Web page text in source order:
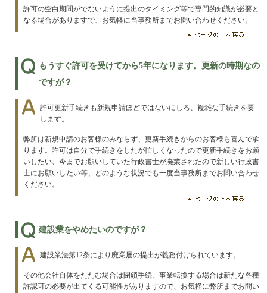
許可の空白期間がでないように提出のタイミング等で専門的知識が必要と
なる場合がありますで、お気軽に当事務所までお問い合わせください。
もうすぐ許可を受けてから5年になります。更新の時期なの
ですが？
許可更新手続きも新規申請ほどではないにしろ、複雑な手続きを要
します。
弊所は新規申請のお客様のみならず、更新手続きからのお客様も喜んで承
ります。許可は自分で手続きをしたが忙しくなったので更新手続きをお願
いしたい、今までお願いしていた行政書士が廃業されたので新しい行政書
士にお願いしたい等、どのような状況でも一度当事務所までお問い合わせ
ください。
建設業をやめたいのですが？
建設業法第12条により廃業届の提出が義務付けられています。
その他会社自体をたたむ場合は閉鎖手続、事業転換する場合は新たな各種
許認可の必要が出てくる可能性がありますので、お気軽に弊所までお問い